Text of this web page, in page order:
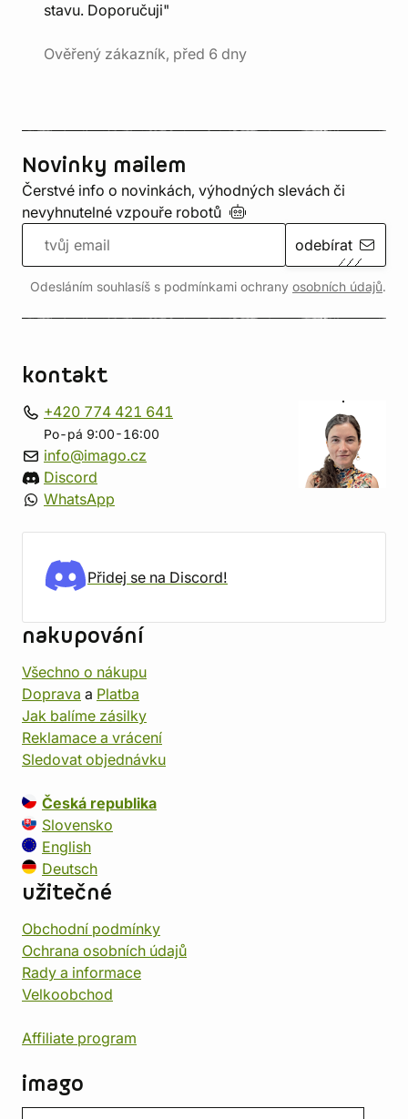
stavu. Doporučuji"
Ověřený zákazník, před 6 dny
Novinky mailem
Čerstvé info o novinkách, výhodných slevách či
nevyhnutelné vzpouře robotů
odebírat
Odesláním souhlasíš s podmínkami ochrany osobních údajů.
kontakt
+420 774 421 641
Po-pá 9:00-16:00
info@imago.cz
Discord
WhatsApp
Přidej se na Discord!
nakupování
Všechno o nákupu
Doprava a Platba
Jak balíme zásilky
Reklamace a vrácení
Sledovat objednávku
Česká republika
Slovensko
English
Deutsch
užitečné
Obchodní podmínky
Ochrana osobních údajů
Rady a informace
Velkoobchod
Affiliate program
imago